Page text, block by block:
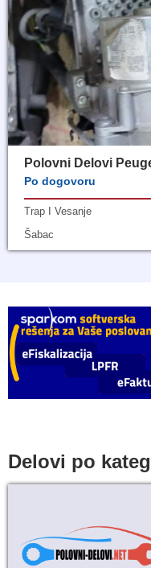
Polovni Delovi
Po dogovoru
Trap I Vesanje
Šabac
Delovi po